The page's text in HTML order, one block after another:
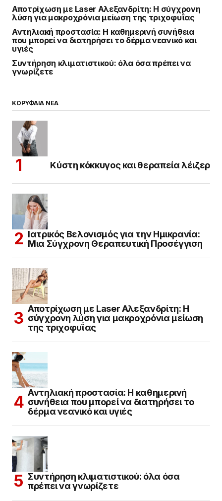
Αποτρίχωση με Laser Αλεξανδρίτη: Η σύγχρονη
λύση για μακροχρόνια μείωση της τριχοφυΐας
Αντηλιακή προστασία: Η καθημερινή συνήθεια
που μπορεί να διατηρήσει το δέρμα νεανικό και
υγιές
Συντήρηση κλιματιστικού: όλα όσα πρέπει να
γνωρίζετε
ΚΟΡΥΦΑΙΑ ΝΕΑ
Κύστη κόκκυγος και θεραπεία λέιζερ
Ιατρικός Βελονισμός για την Ημικρανία:
Μια Σύγχρονη Θεραπευτική Προσέγγιση
Αποτρίχωση με Laser Αλεξανδρίτη: Η
σύγχρονη λύση για μακροχρόνια μείωση
της τριχοφυΐας
Αντηλιακή προστασία: Η καθημερινή
συνήθεια που μπορεί να διατηρήσει το
δέρμα νεανικό και υγιές
Συντήρηση κλιματιστικού: όλα όσα
πρέπει να γνωρίζετε